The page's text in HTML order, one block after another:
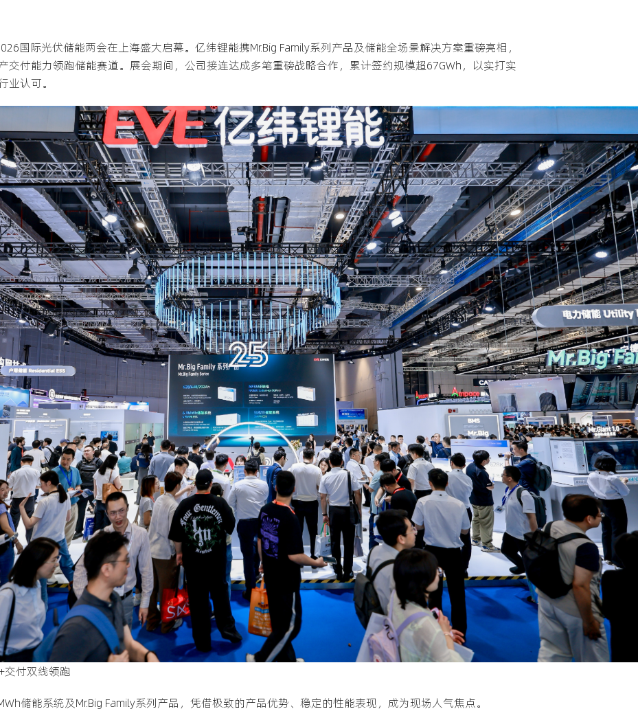
国际光伏储能两会在上海盛大启幕。亿纬锂能携Mr.Big Family系列产品及储能全场景解决方案重磅亮相，
交付能力领跑储能赛道。展会期间，公司接连达成多笔重磅战略合作，累计签约规模超67GWh，以实打实
业认可。
交付双线领跑
储能系统及Mr.Big Family系列产品，凭借极致的产品优势、稳定的性能表现，成为现场人气焦点。